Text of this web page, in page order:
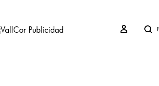
Signo en